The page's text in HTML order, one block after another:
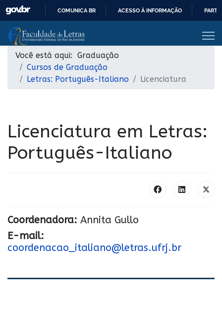
COMUNICA BR ACESSO À INFORMAÇÃO
Você está aqui: Graduação
Cursos de Graduação
Letras: Português-Italiano
Licenciatura
Licenciatura em Letras:
Português-Italiano
Coordenadora: Annita Gullo
E-mail:
coordenacao_italiano@letras.ufrj.br